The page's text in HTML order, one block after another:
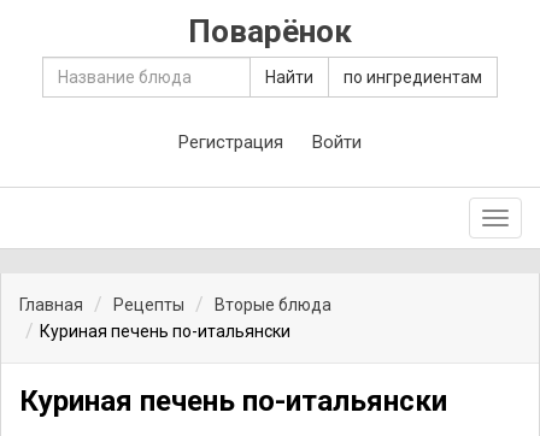
Поварёнок
Найти по ингредиентам
Регистрация Войти
Главная Рецепты
Вторые блюда
Куриная печень по-итальянски
Куриная печень по-итальянски